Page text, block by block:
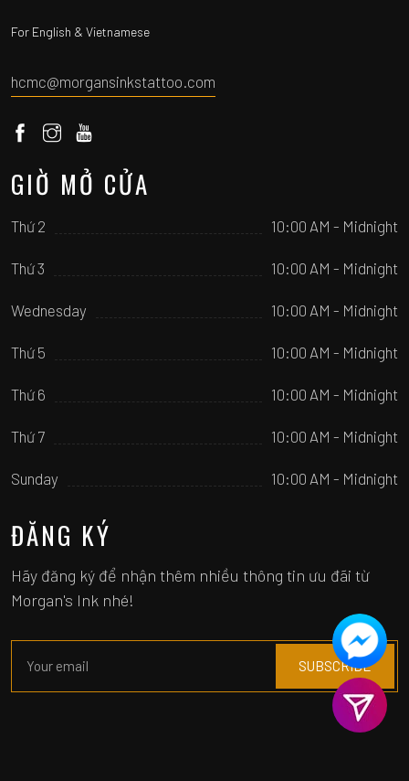
For English & Vietnamese
hcmc@morgansinkstattoo.com
GIỜ MỞ CỬA
Thứ 2 10:00 AM - Midnight
Thứ 3 10:00 AM - Midnight
Wednesday 10:00 AM - Midnight
Thứ 5 10:00 AM - Midnight
Thứ 6 10:00 AM - Midnight
Thứ 7 10:00 AM - Midnight
Sunday 10:00 AM - Midnight
ĐĂNG KÝ
Hãy đăng ký để nhận thêm nhiều thông tin ưu đãi từ
Morgan's Ink nhé!